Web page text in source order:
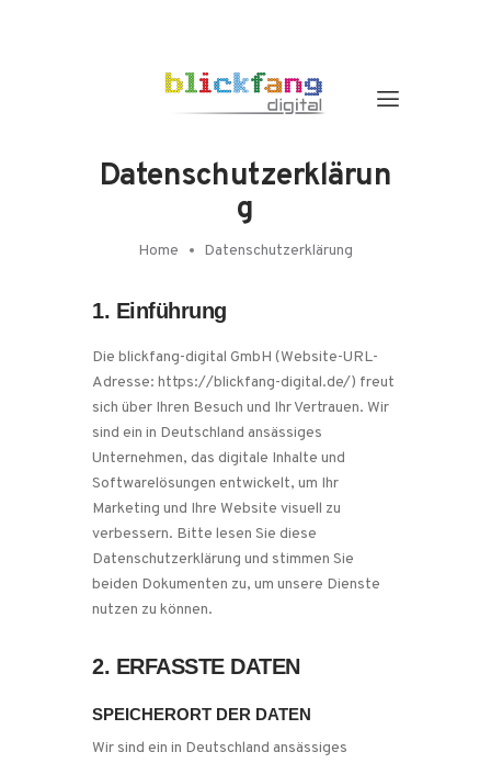
Datenschutzerklärun
g
Home Datenschutzerklärung
1. Einführung
Die blickfang-digital GmbH (Website-URL-
Adresse: https://blickfang-digital.de/) freut
sich über Ihren Besuch und Ihr Vertrauen. Wir
sind ein in Deutschland ansässiges
Unternehmen, das digitale Inhalte und
Softwarelösungen entwickelt, um Ihr
Marketing und Ihre Website visuell zu
verbessern. Bitte lesen Sie diese
Datenschutzerklärung und stimmen Sie
beiden Dokumenten zu, um unsere Dienste
nutzen zu können.
2. ERFASSTE DATEN
SPEICHERORT DER DATEN
Wir sind ein in Deutschland ansässiges